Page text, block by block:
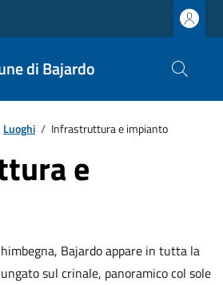
di Bajardo
Luoghi / Infrastruttura e impianto
e
Bajardo appare in tutta la
sul crinale, panoramico col sole